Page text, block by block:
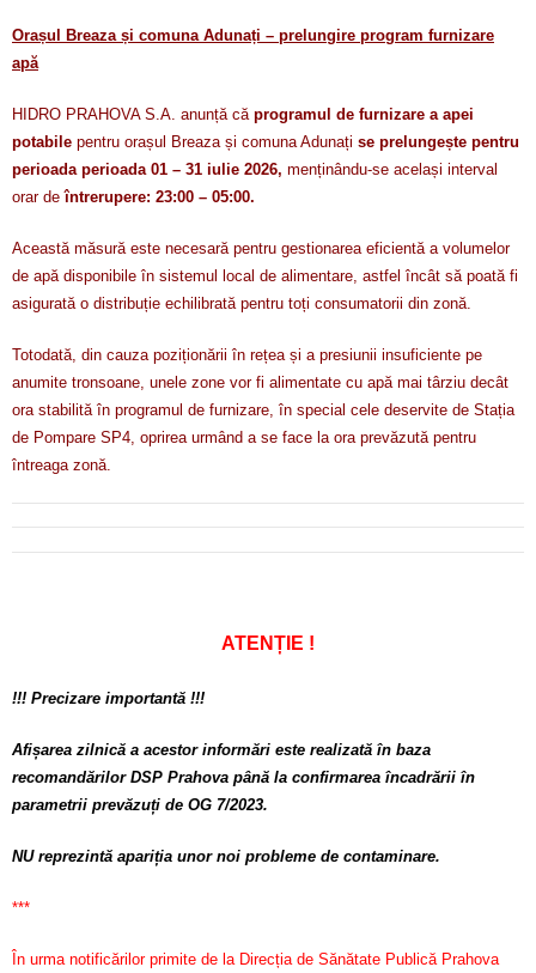
Orașul Breaza și comuna Adunați – prelungire program furnizare
apă
HIDRO PRAHOVA S.A. anunță că programul de furnizare a apei
potabile pentru orașul Breaza și comuna Adunați se prelungește pentru
perioada perioada 01 – 31 iulie 2026, menținându-se același interval
orar deîntrerupere: 23:00 – 05:00.
Această măsură este necesară pentru gestionarea eficientă a volumelor
de apă disponibile în sistemul local de alimentare, astfel încât să poată fi
asigurată o distribuție echilibrată pentru toți consumatorii din zonă.
Totodată, din cauza poziționării în rețea și a presiunii insuficiente pe
anumite tronsoane, unele zone vor fi alimentate cu apă mai târziu decât
ora stabilită în programul de furnizare, în special cele deservite de Stația
de Pompare SP4, oprirea urmând a se face la ora prevăzută pentru
întreaga zonă.
ATENȚIE !
!!! Precizare importantă !!!
Afișarea zilnică a acestor informări este realizată în baza
recomandărilor DSP Prahova până la confirmarea încadrării în
parametrii prevăzuți de OG 7/2023.
NU reprezintă apariția unor noi probleme de contaminare.
***
În urma notificărilor primite de la Direcția de Sănătate Publică Prahova